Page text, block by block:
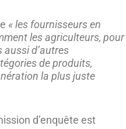
« les fournisseurs en
les agriculteurs, pour
d’autres
de produits,
la plus juste
d’enquête est